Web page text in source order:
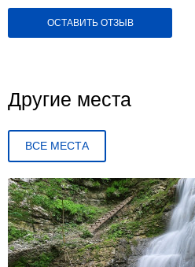
ОСТАВИТЬ ОТЗЫВ
Другие места
ВСЕ МЕСТА